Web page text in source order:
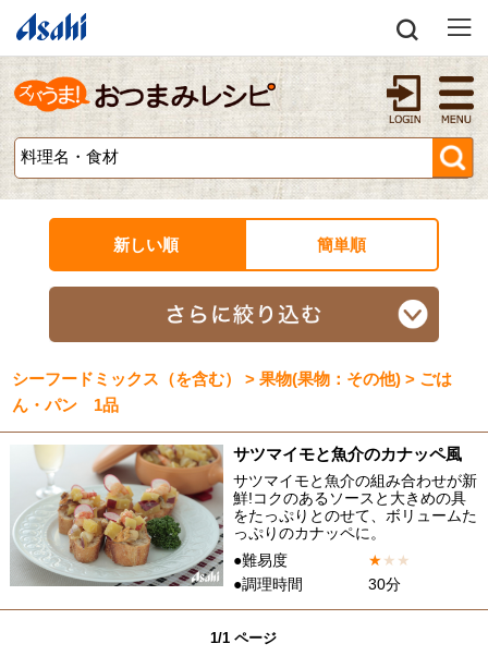
新しい順 簡単順
シーフードミックス（を含む） > 果物(果物：その他) > ごは
ん・パン 1品
サツマイモと魚介のカナッペ風
サツマイモと魚介の組み合わせが新
鮮!コクのあるソースと大きめの具
をたっぷりとのせて、ボリュームた
っぷりのカナッペに。
●難易度
★★ ★
●調理時間
30分
1/1 ページ